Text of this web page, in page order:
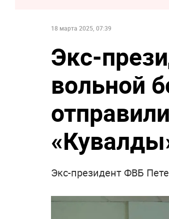
18 марта 2025, 07:39
Экс-
вольной
Экс-президент ФВБ